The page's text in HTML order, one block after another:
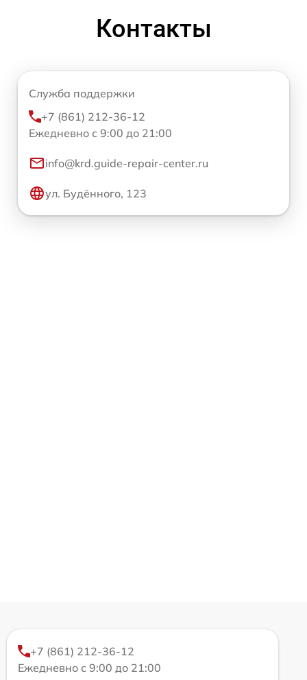
Контакты
Служба поддержки
+7 (861) 212-36-12
Ежедневно с 9:00 до 21:00
info@krd.guide-repair-center.ru
ул. Будённого, 123
+7 (861) 212-36-12
Ежедневно с 9:00 до 21:00